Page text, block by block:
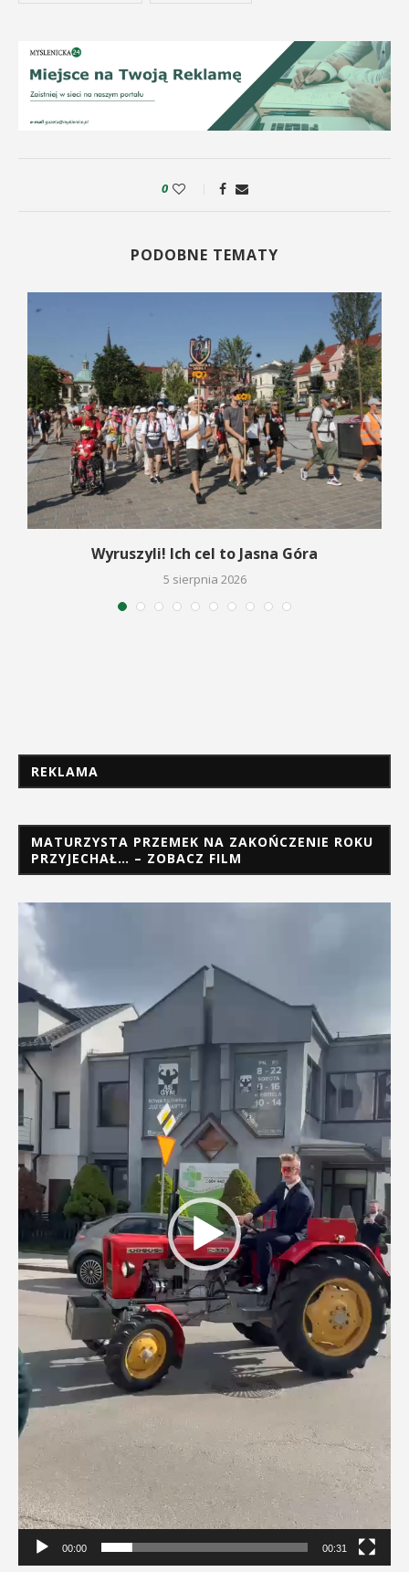
0
PODOBNE TEMATY
Wyruszyli! Ich cel to Jasna Góra
5 sierpnia 2026
REKLAMA
MATURZYSTA PRZEMEK NA ZAKOŃCZENIE ROKU
PRZYJECHAŁ… – ZOBACZ FILM
Odtwarzacz
00:00 00:31